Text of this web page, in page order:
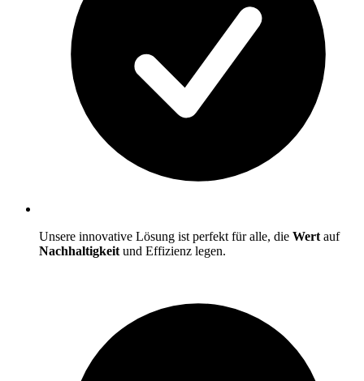
Unsere innovative Lösung ist perfekt für alle, die Wert auf
Nachhaltigkeit und Effizienz legen.